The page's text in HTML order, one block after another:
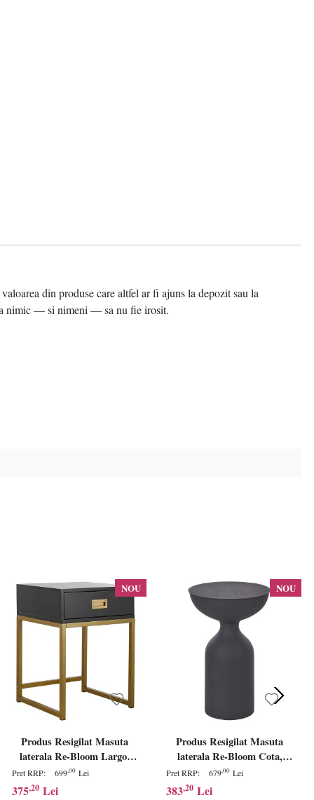
din produse care altfel ar fi ajuns la depozit sau la
nimic — si nimeni — sa nu fie irosit.
NOU
Produs Resigilat Masuta
laterala Re-Bloom Largo,
MDF/fier, 40x40x57 cm,
negru/auriu - Verificat A
Pret RRP: 699,00 Lei
375,20 Lei
NOU
Produs Resigilat Masuta
laterala Re-Bloom Cota,
metal, 36x36x56 cm, 10 kg,
negru - Verificat A
Pret RRP: 679,00 Lei
383,20 Lei